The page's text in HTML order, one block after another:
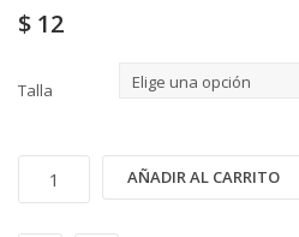
$ 12
Talla
CALVIN
AÑADIR AL CARRITO